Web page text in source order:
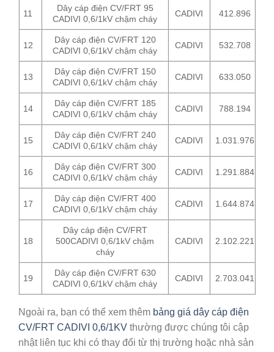
11
Dây cáp điện CV/FRT 95
CADIVI 0,6/1kV chậm cháy
CADIVI 412.896
12
Dây cáp điện CV/FRT 120
CADIVI 0,6/1kV chậm cháy
CADIVI 532.708
13
Dây cáp điện CV/FRT 150
CADIVI 0,6/1kV chậm cháy
CADIVI 633.050
14
Dây cáp điện CV/FRT 185
CADIVI 0,6/1kV chậm cháy
CADIVI 788.194
15
Dây cáp điện CV/FRT 240
CADIVI 0,6/1kV chậm cháy
CADIVI 1.031.976
16
Dây cáp điện CV/FRT 300
CADIVI 0,6/1kV chậm cháy
CADIVI 1.291.884
17
Dây cáp điện CV/FRT 400
CADIVI 0,6/1kV chậm cháy
CADIVI 1.644.874
18
Dây cáp điện CV/FRT
500CADIVI 0,6/1kV chậm
cháy
CADIVI 2.102.221
19
Dây cáp điện CV/FRT 630
CADIVI 0,6/1kV chậm cháy
CADIVI 2.703.041
Ngoài ra, bạn có thể xem thêm bảng giá dây cáp điện
CV/FRT CADIVI 0,6/1KV thường được chúng tôi cập
nhật liên tục khi có thay đổi từ thị trường hoặc nhà sản